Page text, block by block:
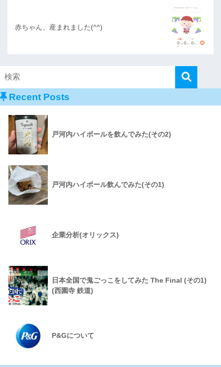
赤ちゃん、産まれました(^^)
Recent Posts
戸河内ハイボールを飲んでみた(その2)
戸河内ハイボール飲んでみた(その1)
企業分析(オリックス)
日本全国で鬼ごっこをしてみた The Final (その1)
(西園寺 鉄道)
P&Gについて